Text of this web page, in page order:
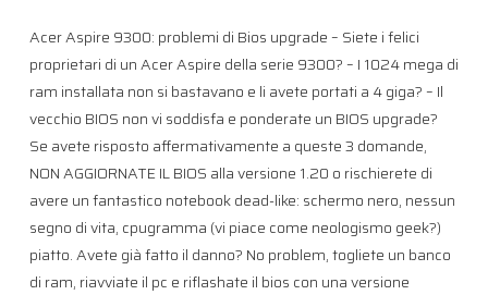
Acer Aspire 9300: problemi di Bios upgrade – Siete i felici
proprietari di un Acer Aspire della serie 9300? – I 1024 mega di
ram installata non si bastavano e li avete portati a 4 giga? – Il
vecchio BIOS non vi soddisfa e ponderate un BIOS upgrade?
Se avete risposto affermativamente a queste 3 domande,
NON AGGIORNATE IL BIOS alla versione 1.20 o rischierete di
avere un fantastico notebook dead-like: schermo nero, nessun
segno di vita, cpugramma (vi piace come neologismo geek?)
piatto. Avete già fatto il danno? No problem, togliete un banco
di ram, riavviate il pc e riflashate il bios con una versione